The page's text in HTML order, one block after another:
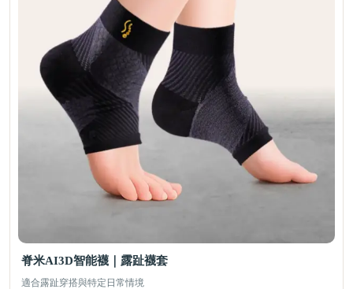
脊米AI3D智能襪｜露趾襪套
適合露趾穿搭與特定日常情境